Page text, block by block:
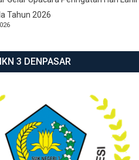
Tahun 2026
3 DENPASAR